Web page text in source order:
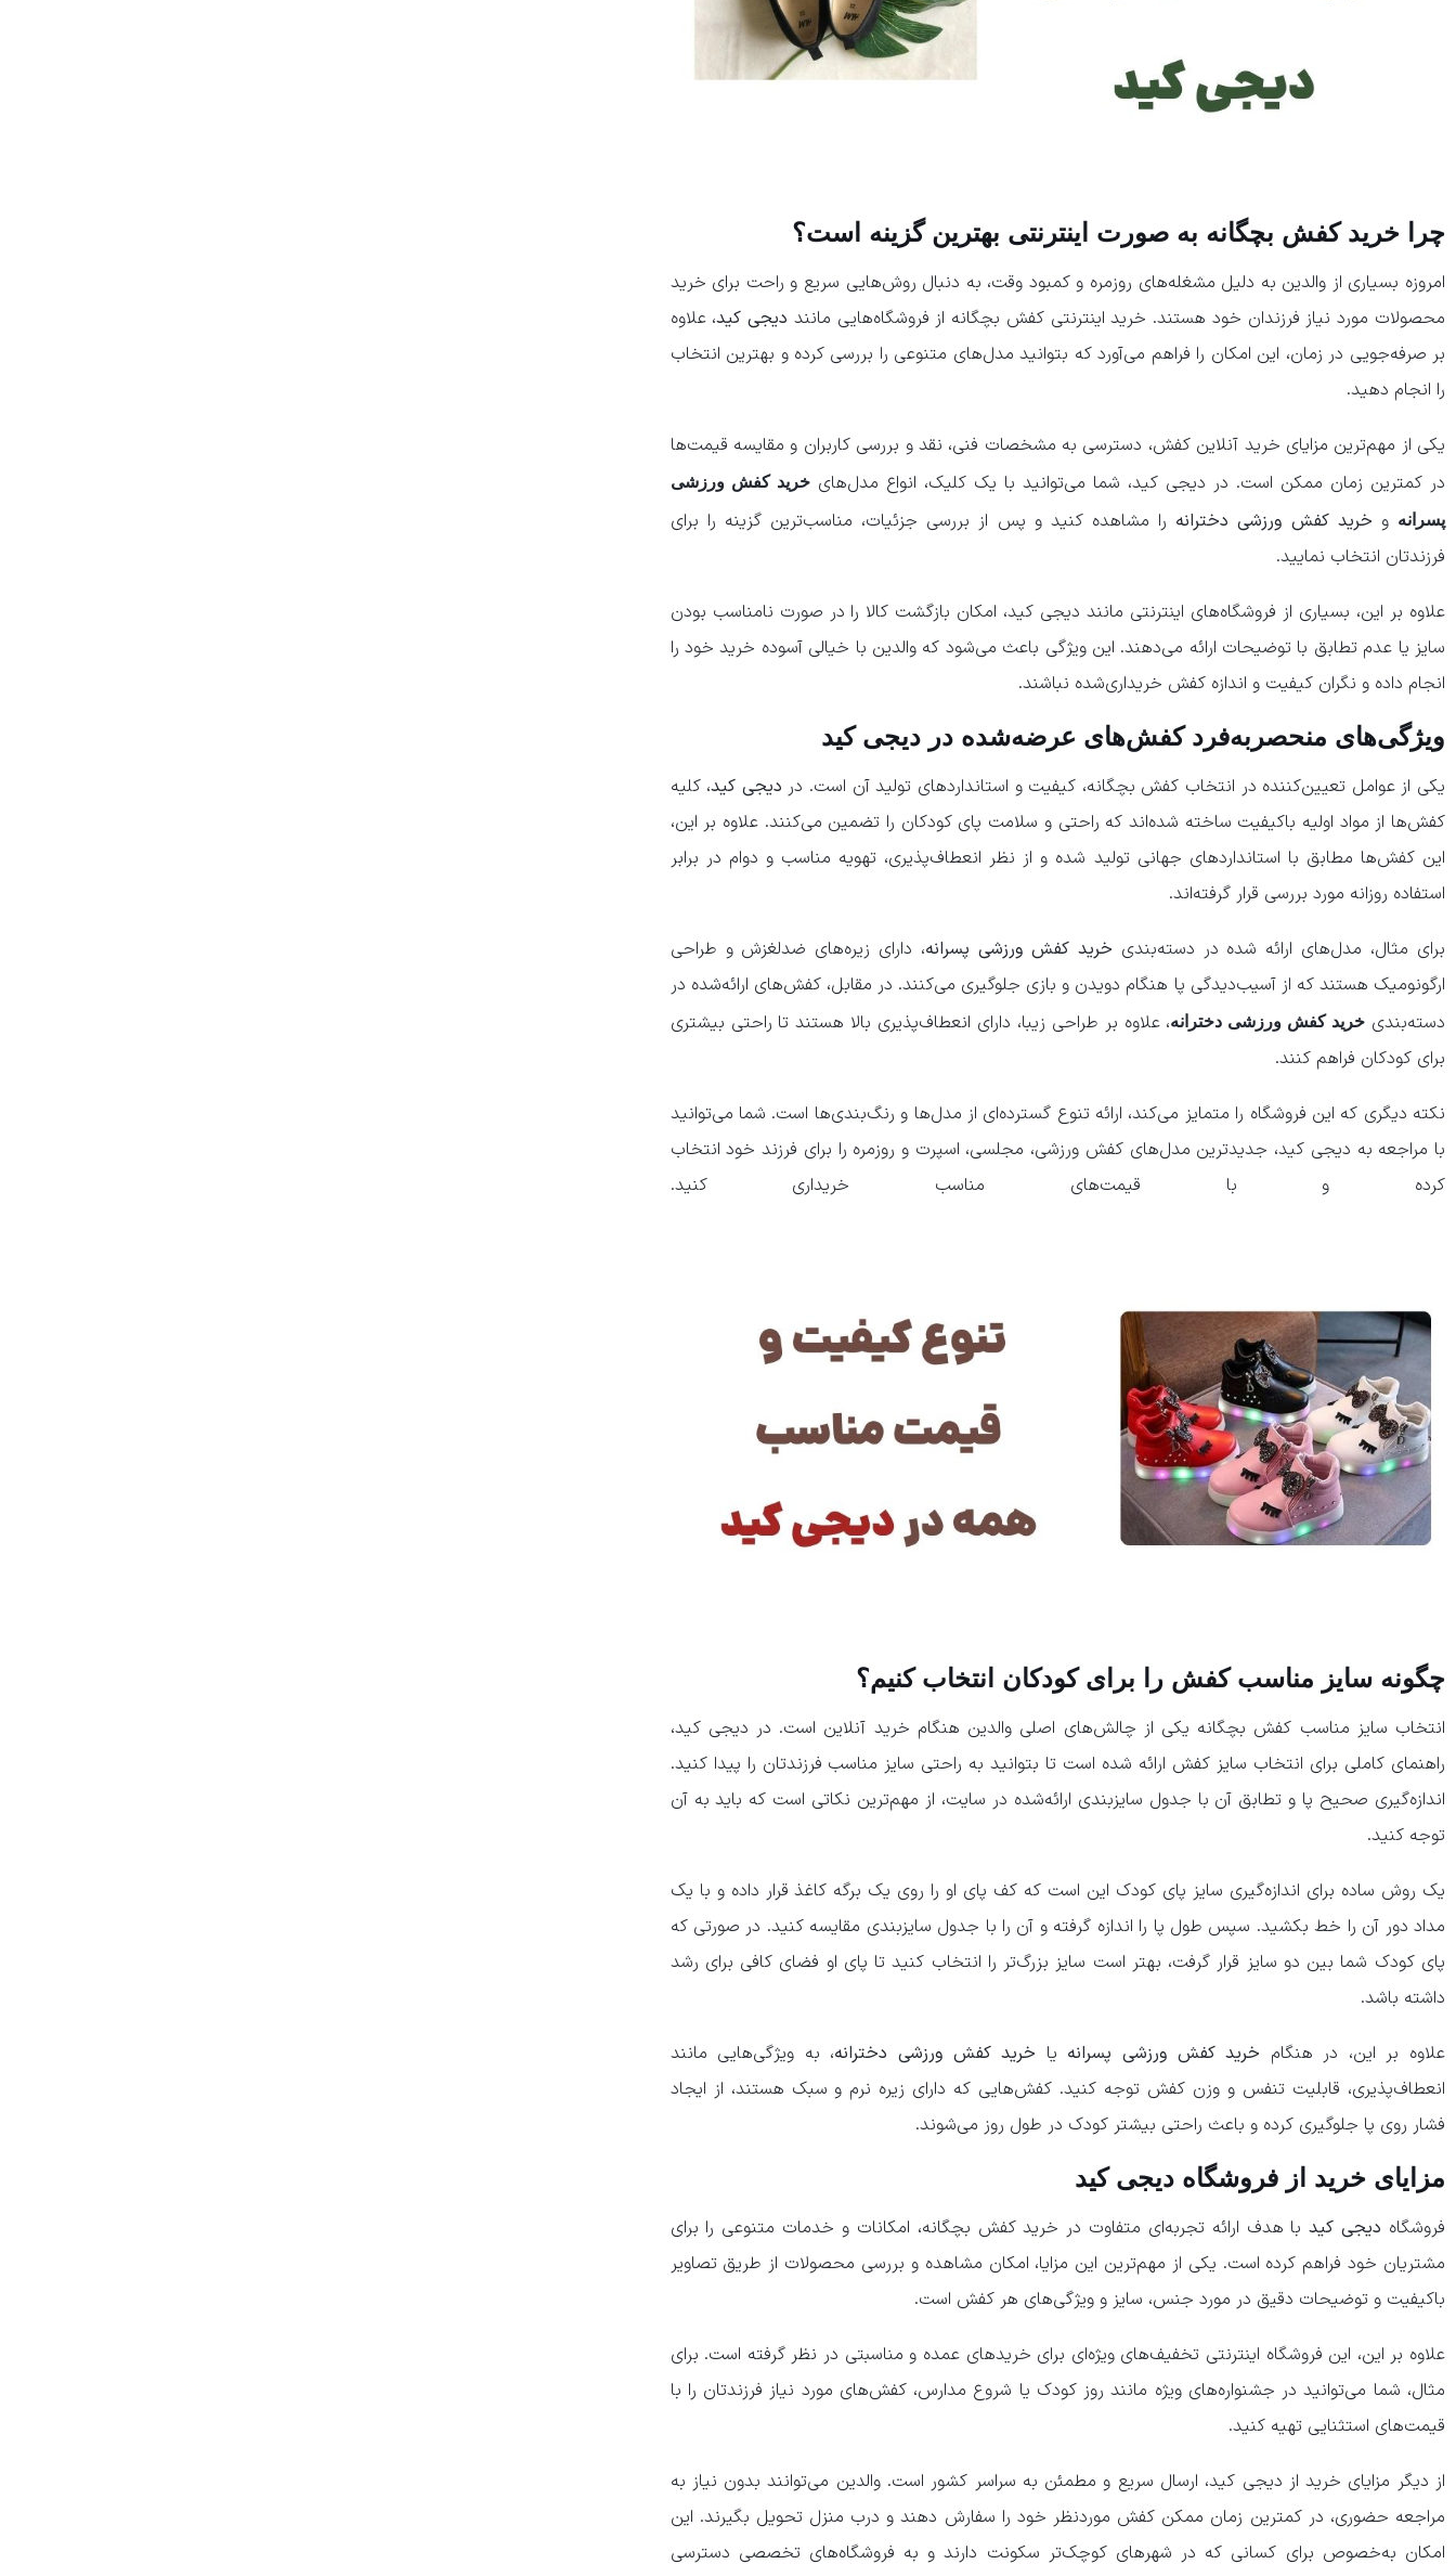
چرا خرید کفش بچگانه به صورت اینترنتی بهترین گزینه است؟
امروزه بسیاری از والدین به دلیل مشغله‌های روزمره و کمبود وقت، به دنبال روش‌هایی سریع و راحت برای خرید
محصولات مورد نیاز فرزندان خود هستند. خرید اینترنتی کفش بچگانه از فروشگاه‌هایی مانند دیجی کید، علاوه
بر صرفه‌جویی در زمان، این امکان را فراهم می‌آورد که بتوانید مدل‌های متنوعی را بررسی کرده و بهترین انتخاب
را انجام دهید.
یکی از مهم‌ترین مزایای خرید آنلاین کفش، دسترسی به مشخصات فنی، نقد و بررسی کاربران و مقایسه قیمت‌ها
در کمترین زمان ممکن است. در دیجی کید، شما می‌توانید با یک کلیک، انواع مدل‌هایخرید کفش ورزشی
پسرانه و خرید کفش ورزشی دخترانه را مشاهده کنید و پس از بررسی جزئیات، مناسب‌ترین گزینه را برای
فرزندتان انتخاب نمایید.
علاوه بر این، بسیاری از فروشگاه‌های اینترنتی مانند دیجی کید، امکان بازگشت کالا را در صورت نامناسب بودن
سایز یا عدم تطابق با توضیحات ارائه می‌دهند. این ویژگی باعث می‌شود که والدین با خیالی آسوده خرید خود را
انجام داده و نگران کیفیت و اندازه کفش خریداری‌شده نباشند.
ویژگی‌های منحصر‌به‌فرد کفش‌های عرضه‌شده در دیجی کید
یکی از عوامل تعیین‌کننده در انتخاب کفش بچگانه، کیفیت و استانداردهای تولید آن است. در دیجی کید، کلیه
کفش‌ها از مواد اولیه باکیفیت ساخته شده‌اند که راحتی و سلامت پای کودکان را تضمین می‌کنند. علاوه بر این،
این کفش‌ها مطابق با استانداردهای جهانی تولید شده و از نظر انعطاف‌پذیری، تهویه مناسب و دوام در برابر
استفاده روزانه مورد بررسی قرار گرفته‌اند.
برای مثال، مدل‌های ارائه شده در دسته‌بندی خرید کفش ورزشی پسرانه، دارای زیره‌های ضدلغزش و طراحی
ارگونومیک هستند که از آسیب‌دیدگی پا هنگام دویدن و بازی جلوگیری می‌کنند. در مقابل، کفش‌های ارائه‌شده در
دسته‌بندی خرید کفش ورزشی دخترانه، علاوه بر طراحی زیبا، دارای انعطاف‌پذیری بالا هستند تا راحتی بیشتری
برای کودکان فراهم کنند.
نکته دیگری که این فروشگاه را متمایز می‌کند، ارائه تنوع گسترده‌ای از مدل‌ها و رنگ‌بندی‌ها است. شما می‌توانید
با مراجعه به دیجی کید، جدیدترین مدل‌های کفش ورزشی، مجلسی، اسپرت و روزمره را برای فرزند خود انتخاب
کرده و با قیمت‌های مناسب خریداری کنید.
چگونه سایز مناسب کفش را برای کودکان انتخاب کنیم؟
انتخاب سایز مناسب کفش بچگانه یکی از چالش‌های اصلی والدین هنگام خرید آنلاین است. در دیجی کید،
راهنمای کاملی برای انتخاب سایز کفش ارائه شده است تا بتوانید به راحتی سایز مناسب فرزندتان را پیدا کنید.
اندازه‌گیری صحیح پا و تطابق آن با جدول سایزبندی ارائه‌شده در سایت، از مهم‌ترین نکاتی است که باید به آن
توجه کنید.
یک روش ساده برای اندازه‌گیری سایز پای کودک این است که کف پای او را روی یک برگه کاغذ قرار داده و با یک
مداد دور آن را خط بکشید. سپس طول پا را اندازه گرفته و آن را با جدول سایزبندی مقایسه کنید. در صورتی که
پای کودک شما بین دو سایز قرار گرفت، بهتر است سایز بزرگ‌تر را انتخاب کنید تا پای او فضای کافی برای رشد
داشته باشد.
علاوه بر این، در هنگام خرید کفش ورزشی پسرانه یا خرید کفش ورزشی دخترانه، به ویژگی‌هایی مانند
انعطاف‌پذیری، قابلیت تنفس و وزن کفش توجه کنید. کفش‌هایی که دارای زیره نرم و سبک هستند، از ایجاد
فشار روی پا جلوگیری کرده و باعث راحتی بیشتر کودک در طول روز می‌شوند.
مزایای خرید از فروشگاه دیجی کید
فروشگاه دیجی کیدبا هدف ارائه تجربه‌ای متفاوت در خرید کفش بچگانه، امکانات و خدمات متنوعی را برای
مشتریان خود فراهم کرده است. یکی از مهم‌ترین این مزایا، امکان مشاهده و بررسی محصولات از طریق تصاویر
باکیفیت و توضیحات دقیق در مورد جنس، سایز و ویژگی‌های هر کفش است.
علاوه بر این، این فروشگاه اینترنتی تخفیف‌های ویژه‌ای برای خریدهای عمده و مناسبتی در نظر گرفته است. برای
مثال، شما می‌توانید در جشنواره‌های ویژه مانند روز کودک یا شروع مدارس، کفش‌های مورد نیاز فرزندتان را با
قیمت‌های استثنایی تهیه کنید.
از دیگر مزایای خرید از دیجی کید، ارسال سریع و مطمئن به سراسر کشور است. والدین می‌توانند بدون نیاز به
مراجعه حضوری، در کمترین زمان ممکن کفش موردنظر خود را سفارش دهند و درب منزل تحویل بگیرند. این
امکان به‌خصوص برای کسانی که در شهرهای کوچک‌تر سکونت دارند و به فروشگاه‌های تخصصی دسترسی